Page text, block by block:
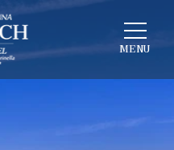
MENU